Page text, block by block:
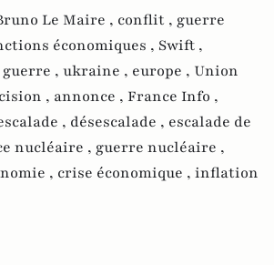
Le Maire , conflit , guerre
économiques , Swift ,
guerre , ukraine , europe , Union
, annonce , France Info ,
, désescalade , escalade de
nucléaire , guerre nucléaire ,
, crise économique , inflation